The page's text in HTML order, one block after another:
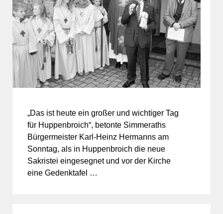
„Das ist heute ein großer und wichtiger Tag
für Huppenbroich“, betonte Simmeraths
Bürgermeister Karl-Heinz Hermanns am
Sonntag, als in Huppenbroich die neue
Sakristei eingesegnet und vor der Kirche
eine Gedenktafel …